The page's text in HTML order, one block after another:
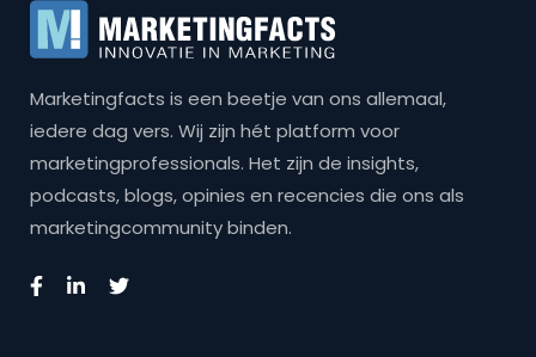
Marketingfacts is een beetje van ons allemaal,
iedere dag vers. Wij zijn hét platform voor
marketingprofessionals. Het zijn de insights,
podcasts, blogs, opinies en recencies die ons als
marketingcommunity binden.